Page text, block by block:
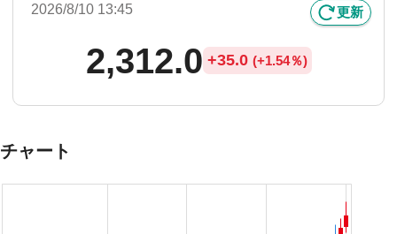
2026/8/10 13:45 更新
2,312.0 +35.0 (+1.54％)
チャート